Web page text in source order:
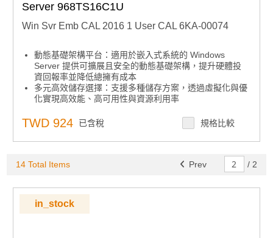
Server 968TS16C1U
Win Svr Emb CAL 2016 1 User CAL 6KA-00074
動態基礎架構平台：適用於嵌入式系統的 Windows
Server 提供可擴展且安全的動態基礎架構，提升硬體投
資回報率並降低總擁有成本
多元高效儲存選擇：支援多種儲存方案，透過虛擬化與優
化實現高效能、高可用性與資源利用率
負載部署，實現全自動化與輕鬆遠端管理
集中安全控管：提供集中式存取與審核策略，結合內建安
全功能，協助設備鎖定
退款，下單前請務必確認型號正確
TWD 924 已含稅 規格比較
14 Total Items Prev / 2
in_stock